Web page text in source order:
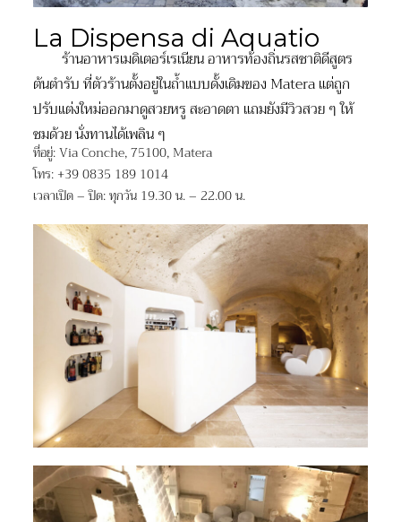
La Dispensa di Aquatio
ร้านอาหารเมดิเตอร์เรเนียน อาหารท้องถิ่นรสชาติดีสูตร
ต้นตำรับ ที่ตัวร้านตั้งอยู่ในถ้ำแบบดั้งเดิมของ Matera แต่ถูก
ปรับแต่งใหม่ออกมาดูสวยหรู สะอาดตา แถมยังมีวิวสวย ๆ ให้
ชมด้วย นั่งทานได้เพลิน ๆ
ที่อยู่: Via Conche, 75100, Matera
โทร: +39 0835 189 1014
เวลาเปิด – ปิด: ทุกวัน 19.30 น. – 22.00 น.